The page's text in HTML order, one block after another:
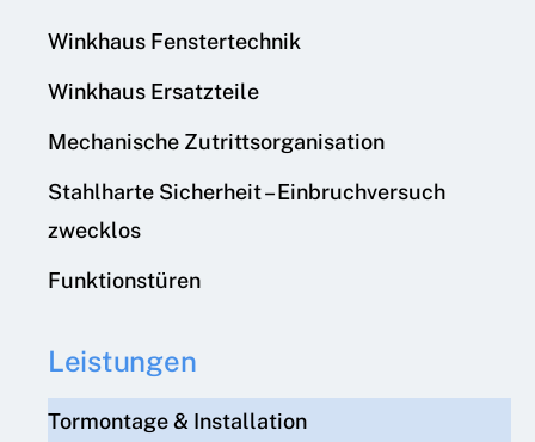
Winkhaus Fenstertechnik
Winkhaus Ersatzteile
Mechanische Zutrittsorganisation
Stahlharte Sicherheit – Einbruchversuch
zwecklos
Funktionstüren
Leistungen
Tormontage & Installation